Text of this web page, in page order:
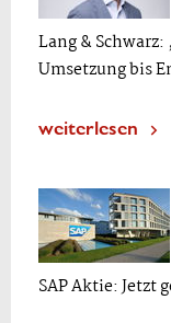
Lang &
Umsetzung bis
weiterlesen
SAP Aktie: Jetzt